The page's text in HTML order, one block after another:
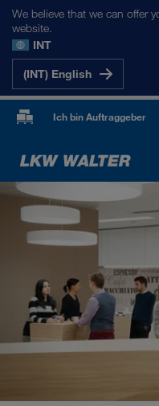
We believe that we can offer
website.
INT
(INT) English
Ich bin Auftraggeber
ÜBER UNS
Firmeninformation
SHEQ-Management
Soziale Verantwortung